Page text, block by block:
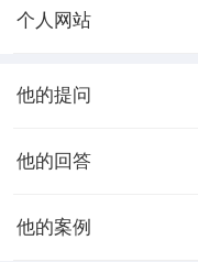
个人网站
他的提问
他的回答
他的案例